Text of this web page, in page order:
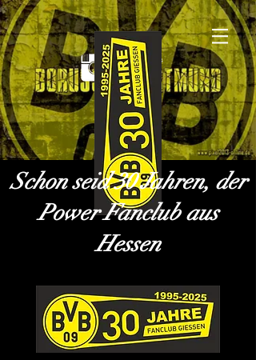
Schon seid 30 Jahren, der
Power Fanclub aus
Hessen